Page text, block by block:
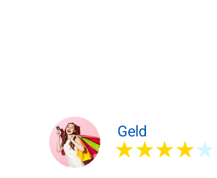
Geld
★★★★★